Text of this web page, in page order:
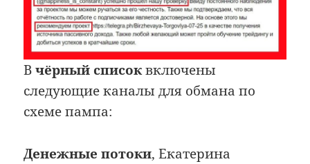
Вчёрный списоквключены
следующие каналы для обмана по
схеме пампа:
Денежные потоки, Екатерина